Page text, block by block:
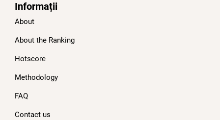
Informații
About
About the Ranking
Hotscore
Methodology
FAQ
Contact us